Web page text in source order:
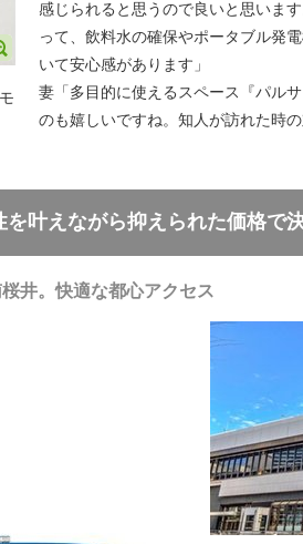
感じられると思うので良いと思いま
って、飲料水の確保やポータブル発
いて安心感があります」
妻「多目的に使えるスペース『パル
のも嬉しいですね。知人が訪れた時
を叶えながら抑えられた価格で
井。快適な都心アクセス